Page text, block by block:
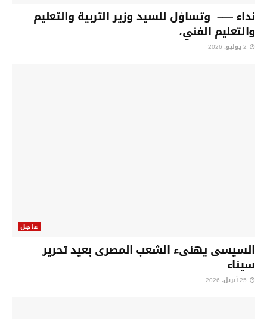
نداء —– وتساؤل للسيد وزير التربية والتعليم
والتعليم الفني،
عاجل
السيسى يهنىء الشعب المصرى بعيد تحرير
سيناء